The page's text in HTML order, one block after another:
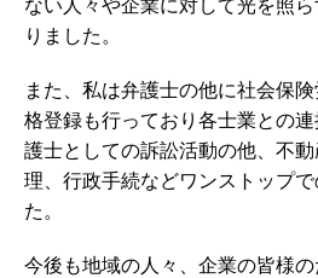
ない人々や企業に対して光を照
りました。
また、私は弁護士の他に社会保
格登録も行っており各士業との
護士としての訴訟活動の他、不
理、行政手続などワンストップ
た。
今後も地域の人々、企業の皆様